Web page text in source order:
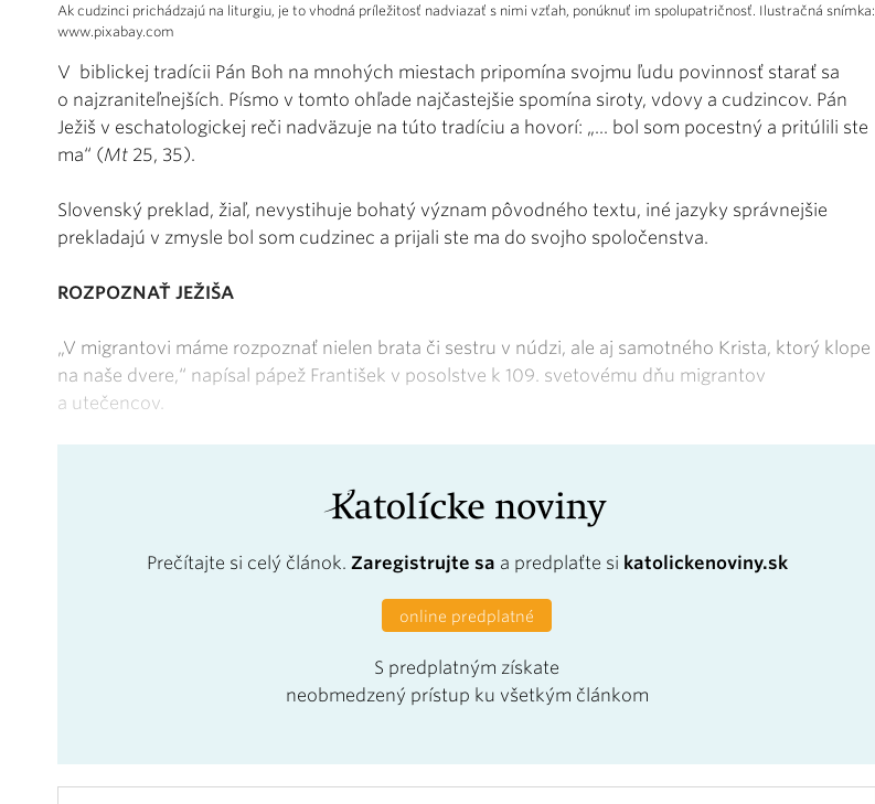
Ak cudzinci prichádzajú na liturgiu, je to vhodná príležitosť nadviazať s nimi vzťah, ponúknuť im spolupatričnosť. Ilustračná snímka:
www.pixabay.com
V biblickej tradícii Pán Boh na mnohých miestach pripomína svojmu ľudu povinnosť starať sa
o najzraniteľnejších. Písmo v tomto ohľade najčastejšie spomína siroty, vdovy a cudzincov. Pán
Ježiš v eschatologickej reči nadväzuje na túto tradíciu a hovorí: „... bol som pocestný a pritúlili ste
ma“ (Mt 25, 35).
Slovenský preklad, žiaľ, nevystihuje bohatý význam pôvodného textu, iné jazyky správnejšie
prekladajú v zmysle bol som cudzinec a prijali ste ma do svojho spoločenstva.
ROZPOZNAŤ JEŽIŠA
„V migrantovi máme rozpoznať nielen brata či sestru v núdzi, ale aj samotného Krista, ktorý klope
na naše dvere,“ napísal pápež František v posolstve k 109. svetovému dňu migrantov
a utečencov.
Prečítajte si celý článok. Zaregistrujte sa a predplaťte si katolickenoviny.sk
online predplatné
S predplatným získate
neobmedzený prístup ku všetkým článkom